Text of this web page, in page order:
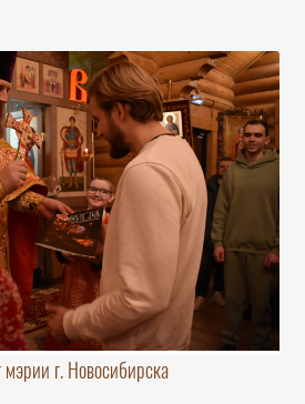
г. Новосибирска